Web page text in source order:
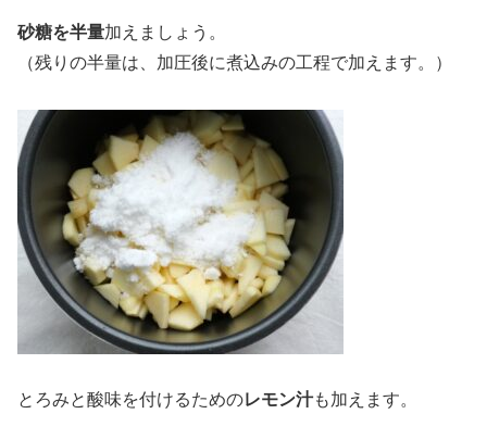
砂糖を半量加えましょう。
（残りの半量は、加圧後に煮込みの工程で加えます。）
とろみと酸味を付けるためのレモン汁も加えます。